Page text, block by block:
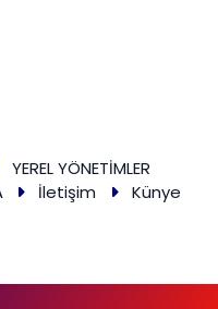
YEREL YÖNETİMLER
İletişim
Künye